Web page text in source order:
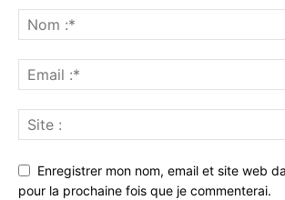
Enregistrer mon nom, email et site web
pour la prochaine fois que je commenterai.